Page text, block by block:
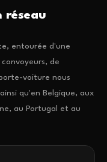
réseau
entourée d'une
de
voiture nous
qu'en Belgique, aux
au Portugal et au